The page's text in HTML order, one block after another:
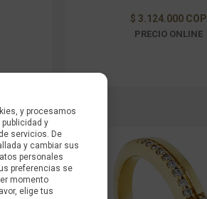
$ 3.124.000 COP
PRECIO ONLINE
y procesamos
y
servicios. De
y cambiar sus
personales
preferencias se
momento
elige tus